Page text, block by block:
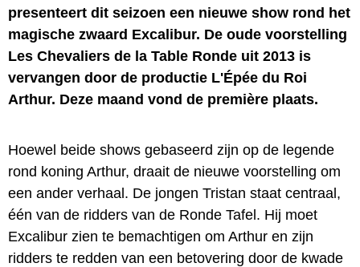
presenteert dit seizoen een nieuwe show rond het
magische zwaard Excalibur. De oude voorstelling
Les Chevaliers de la Table Ronde uit 2013 is
vervangen door de productie L'Épée du Roi
Arthur. Deze maand vond de première plaats.
Hoewel beide shows gebaseerd zijn op de legende
rond koning Arthur, draait de nieuwe voorstelling om
een ander verhaal. De jongen Tristan staat centraal,
één van de ridders van de Ronde Tafel. Hij moet
Excalibur zien te bemachtigen om Arthur en zijn
ridders te redden van een betovering door de kwade